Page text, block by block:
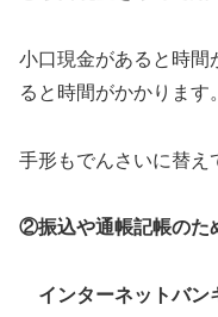
小口現金があると時間
ると時間がかかります。
手形もでんさいに替え
②振込や通帳記帳のた
インターネットバン